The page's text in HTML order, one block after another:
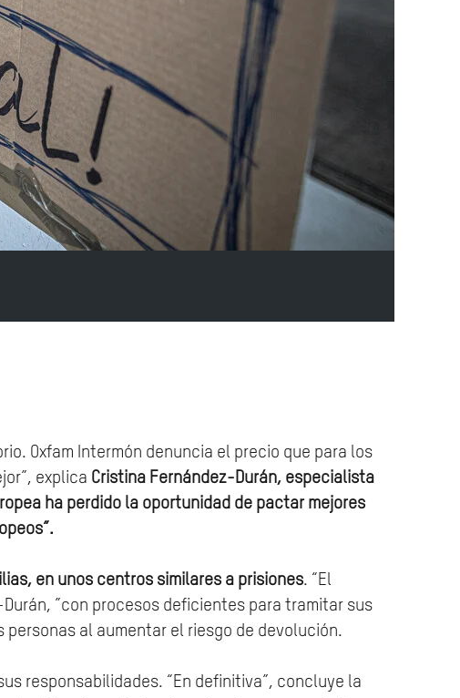
Oxfam Intermón denuncia el precio que para los
explica Cristina Fernández-Durán, especialista
ha perdido la oportunidad de pactar mejores
en unos centros similares a prisiones. “El
”con procesos deficientes para tramitar sus
personas al aumentar el riesgo de devolución.
responsabilidades. “En definitiva”, concluye la